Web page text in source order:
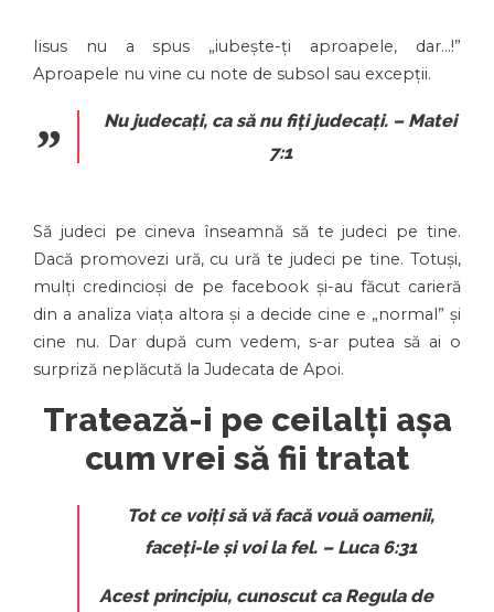
Iisus nu a spus „iubește-ți aproapele, dar…!”
Aproapele nu vine cu note de subsol sau excepții.
Nu judecați, ca să nu fiți judecați. – Matei
7:1
Să judeci pe cineva înseamnă să te judeci pe tine.
Dacă promovezi ură, cu ură te judeci pe tine. Totuși,
mulți credincioși de pe facebook și-au făcut carieră
din a analiza viața altora și a decide cine e „normal” și
cine nu. Dar după cum vedem, s-ar putea să ai o
surpriză neplăcută la Judecata de Apoi.
Tratează-i pe ceilalți așa
cum vrei să fii tratat
Tot ce voiți să vă facă vouă oamenii,
faceți-le și voi la fel.– Luca 6:31
Acest principiu, cunoscut ca Regula de